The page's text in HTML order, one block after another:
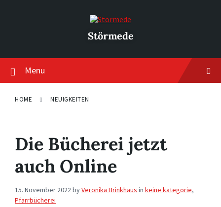
Störmede
Menu
HOME NEUIGKEITEN
Die Bücherei jetzt
auch Online
15. November 2022byVeronika Brinkhaus in keine kategorie,
Pfarrbücherei